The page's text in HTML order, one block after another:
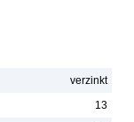
verzinkt
13